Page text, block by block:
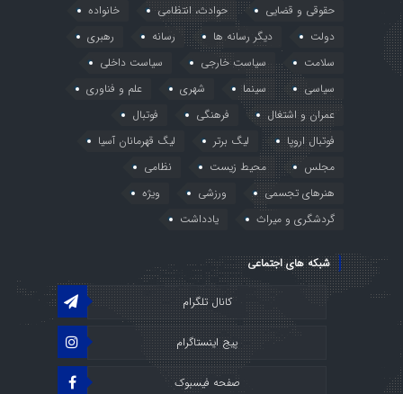
حقوقی و قضایی
حوادث، انتظامی
خانواده
دولت
دیگر رسانه ها رسانه
رهبری
سلامت
سیاست خارجی
سیاست داخلی
سیاسی
سینما شهری
علم و فناوری
عمران و اشتغال
فرهنگی
فوتبال
فوتبال اروپا
لیگ برتر
لیگ قهرمانان آسیا
مجلس
محیط زیست
نظامی
هنرهای تجسمی
ورزشی
ویژه
گردشگری و میراث
یادداشت
شبکه های اجتماعی
کانال تلگرام
پیج اینستاگرام
صفحه فیسبوک